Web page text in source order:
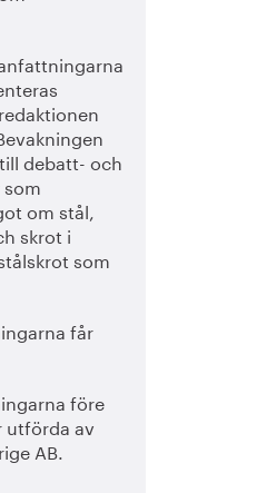
debatt- och
om stål,
skrot i
som
får
före
utförda av
AB.